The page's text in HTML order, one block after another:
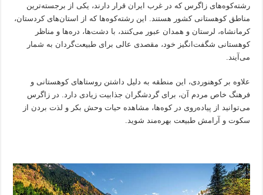
رشته‌کوه‌های زاگرس که در غرب ایران قرار دارند، یکی از برجسته‌ترین
مناطق کوهستانی کشور هستند. این رشته‌کوه‌ها که از استان‌های کردستان،
کرمانشاه، لرستان و همدان عبور می‌کنند، با دشت‌ها، دره‌ها و مناظر
کوهستانی شگفت‌انگیز خود، مقصدی عالی برای طبیعت‌گردان به شمار
می‌آیند.
علاوه بر کوهنوردی، این منطقه به دلیل داشتن روستاهای کوهستانی و
فرهنگ خاص مردم آن، برای گردشگران جذابیت زیادی دارد. در زاگرس
می‌توانید از پیاده‌روی در کوه‌ها، مشاهده حیات وحش بکر و لذت بردن از
سکوت و آرامش طبیعت بهره‌مند شوید.